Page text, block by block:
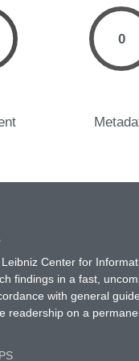
0
Center for
findings in a fast,
with general
readership on a